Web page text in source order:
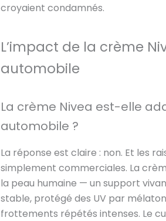
croyaient condamnés.
L’impact de la crème
automobile
La crème Nivea est-elle
automobile ?
La réponse est claire : non. Et les
simplement commerciales. La
la peau humaine — un support
stable, protégé des UV par
frottements répétés intenses. Le